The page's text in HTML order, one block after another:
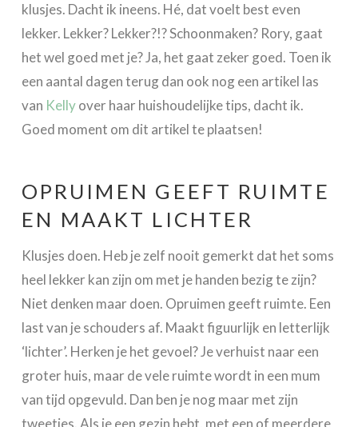
klusjes. Dacht ik ineens. Hé, dat voelt best even
lekker. Lekker? Lekker?!? Schoonmaken? Rory, gaat
het wel goed met je? Ja, het gaat zeker goed. Toen ik
een aantal dagen terug dan ook nog een artikel las
van Kellyover haar huishoudelijke tips, dacht ik.
Goed moment om dit artikel te plaatsen!
OPRUIMEN GEEFT RUIMTE
EN MAAKT LICHTER
Klusjes doen. Heb je zelf nooit gemerkt dat het soms
heel lekker kan zijn om met je handen bezig te zijn?
Niet denken maar doen. Opruimen geeft ruimte. Een
last van je schouders af. Maakt figuurlijk en letterlijk
‘lichter’. Herken je het gevoel? Je verhuist naar een
groter huis, maar de vele ruimte wordt in een mum
van tijd opgevuld. Dan ben je nog maar met zijn
tweetjes. Als je een gezin hebt, met een of meerdere